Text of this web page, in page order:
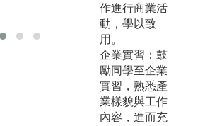
作進行商業活
動，學以致
用。
企業實習：鼓
勵同學至企業
實習，熟悉產
業樣貌與工作
內容，進而充